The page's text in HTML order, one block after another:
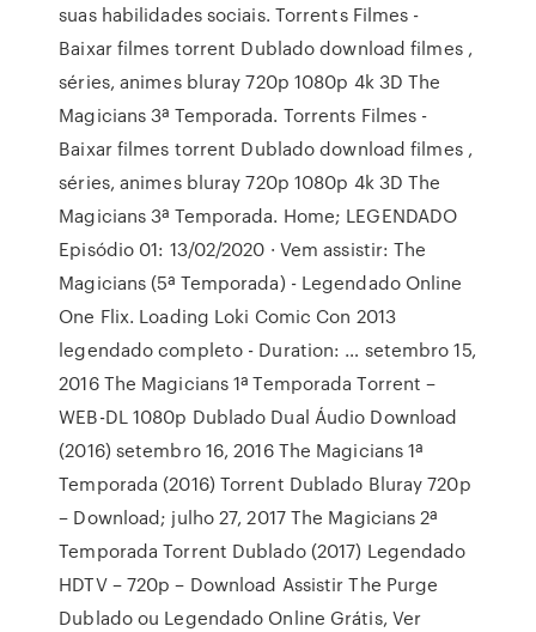
suas habilidades sociais. Torrents Filmes -
Baixar filmes torrent Dublado download filmes ,
séries, animes bluray 720p 1080p 4k 3D The
Magicians 3ª Temporada. Torrents Filmes -
Baixar filmes torrent Dublado download filmes ,
séries, animes bluray 720p 1080p 4k 3D The
Magicians 3ª Temporada. Home; LEGENDADO
Episódio 01: 13/02/2020 · Vem assistir: The
Magicians (5ª Temporada) - Legendado Online
One Flix. Loading Loki Comic Con 2013
legendado completo - Duration: … setembro 15,
2016 The Magicians 1ª Temporada Torrent –
WEB-DL 1080p Dublado Dual Áudio Download
(2016) setembro 16, 2016 The Magicians 1ª
Temporada (2016) Torrent Dublado Bluray 720p
– Download; julho 27, 2017 The Magicians 2ª
Temporada Torrent Dublado (2017) Legendado
HDTV – 720p – Download Assistir The Purge
Dublado ou Legendado Online Grátis, Ver